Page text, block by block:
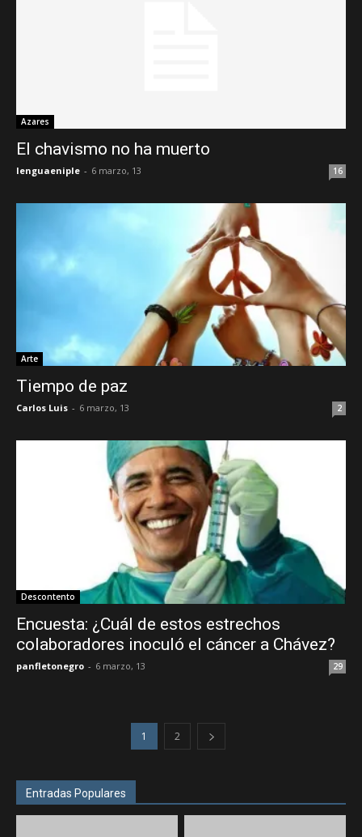
Azares
El chavismo no ha muerto
lenguaeniple - 6 marzo, 13 16
Arte
Tiempo de paz
Carlos Luis - 6 marzo, 13 2
Descontento
Encuesta: ¿Cuál de estos estrechos
colaboradores inoculó el cáncer a Chávez?
panfletonegro - 6 marzo, 13 29
1 2
Entradas Populares